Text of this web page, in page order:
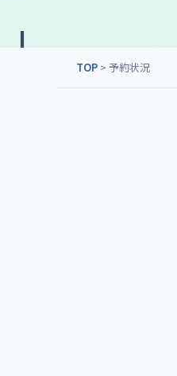
TOP > 予約状況